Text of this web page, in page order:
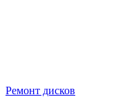
Ремонт дисков